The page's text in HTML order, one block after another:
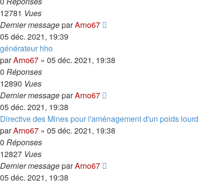
12781 Vues
Dernier messageparArno67
05 déc. 2021, 19:39
générateur hho
parArno67 » 05 déc. 2021, 19:38
0 Réponses
12890 Vues
Dernier messageparArno67
05 déc. 2021, 19:38
Directive des Mines pour l'aménagement d'un poids lourd
parArno67 » 05 déc. 2021, 19:38
0 Réponses
12827 Vues
Dernier messageparArno67
05 déc. 2021, 19:38